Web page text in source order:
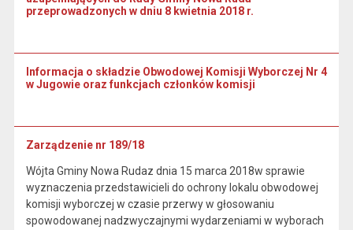
przeprowadzonych w dniu 8 kwietnia 2018 r.
Informacja o składzie Obwodowej Komisji Wyborczej Nr 4
w Jugowie oraz funkcjach członków komisji
Zarządzenie nr 189/18
Wójta Gminy Nowa Rudaz dnia 15 marca 2018w sprawie
wyznaczenia przedstawicieli do ochrony lokalu obwodowej
komisji wyborczej w czasie przerwy w głosowaniu
spowodowanej nadzwyczajnymi wydarzeniami w wyborach